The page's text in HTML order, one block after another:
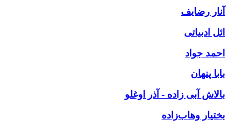
آنار رضایف
ائل ادبیاتی
احمد جواد
بابا پنهان
بالاش آبی زاده - آذر اوغلو
بختیار وهاب‌زاده